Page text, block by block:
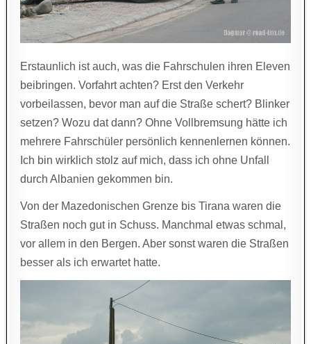
Erstaunlich ist auch, was die Fahrschulen ihren Eleven
beibringen. Vorfahrt achten? Erst den Verkehr
vorbeilassen, bevor man auf die Straße schert? Blinker
setzen? Wozu dat dann? Ohne Vollbremsung hätte ich
mehrere Fahrschüler persönlich kennenlernen können.
Ich bin wirklich stolz auf mich, dass ich ohne Unfall
durch Albanien gekommen bin.
Von der Mazedonischen Grenze bis Tirana waren die
Straßen noch gut in Schuss. Manchmal etwas schmal,
vor allem in den Bergen. Aber sonst waren die Straßen
besser als ich erwartet hatte.